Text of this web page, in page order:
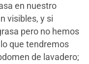
en nuestro
visibles, y si
pero no hemos
que tendremos
de lavadero;